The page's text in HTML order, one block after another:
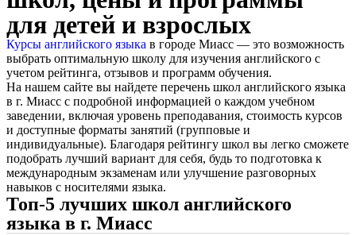
для детей и взрослых
Курсы английского языка в городе Миасс — это возможность
выбрать оптимальную школу для изучения английского с
учетом рейтинга, отзывов и программ обучения.
На нашем сайте вы найдете перечень школ английского языка
в г. Миасс с подробной информацией о каждом учебном
заведении, включая уровень преподавания, стоимость курсов
и доступные форматы занятий (групповые и
индивидуальные). Благодаря рейтингу школ вы легко сможете
подобрать лучший вариант для себя, будь то подготовка к
международным экзаменам или улучшение разговорных
навыков с носителями языка.
Топ-5 лучших школ английского
языка в г. Миасс